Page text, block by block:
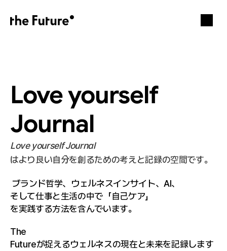
Love yourself
Journal
Love yourself Journal
はより良い自分を創るための考えと記録の空間です。
ブランド哲学、ウェルネスインサイト、AI、
そして仕事と生活の中で「自己ケア」
を実践する方法を含んでいます。
The
Futureが捉えるウェルネスの現在と未来を記録します